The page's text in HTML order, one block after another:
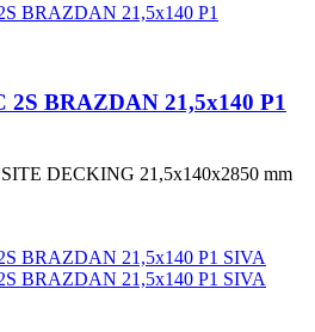
BRAZDAN 21,5x140 P1
DECKING 21,5x140x2850 mm